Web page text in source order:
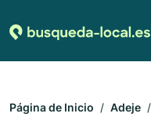
Página de Inicio Adeje